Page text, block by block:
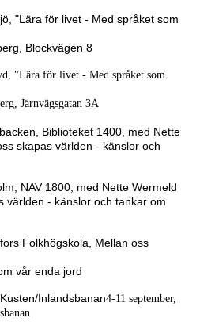
"Lära för livet - Med språket som
Blockvägen 8
"Lära för livet - Med språket som
3A
Biblioteket 1400, med Nette
skapas världen - känslor och
NAV 1800, med Nette Wermeld
världen - känslor och tankar om
Folkhögskola, Mellan oss
vår enda jord
Inlandsbanan4-11 september,